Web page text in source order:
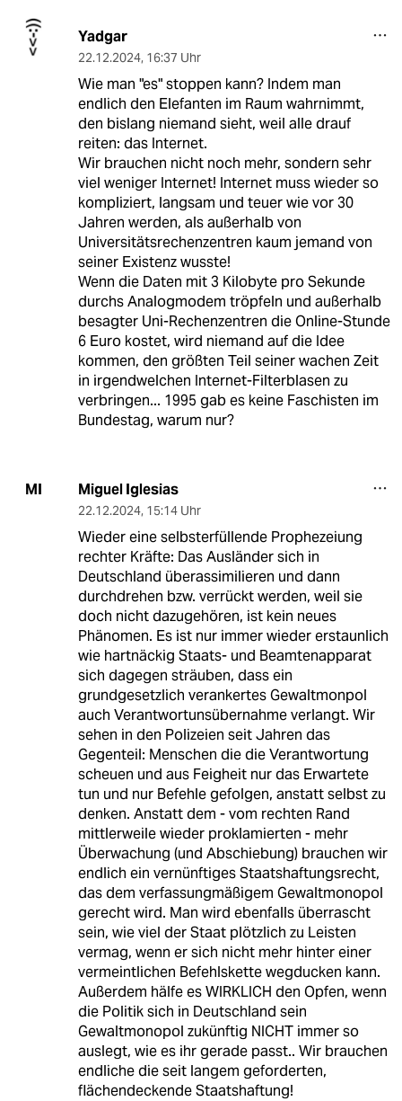
Yadgar
22.12.2024, 16:37 Uhr
Wie man "es" stoppen kann? Indem man
endlich den Elefanten im Raum wahrnimmt,
den bislang niemand sieht, weil alle drauf
reiten: das Internet.
Wir brauchen nicht noch mehr, sondern sehr
viel weniger Internet! Internet muss wieder so
kompliziert, langsam und teuer wie vor 30
Jahren werden, als außerhalb von
Universitätsrechenzentren kaum jemand von
seiner Existenz wusste!
Wenn die Daten mit 3 Kilobyte pro Sekunde
durchs Analogmodem tröpfeln und außerhalb
besagter Uni-Rechenzentren die Online-Stunde
6 Euro kostet, wird niemand auf die Idee
kommen, den größten Teil seiner wachen Zeit
in irgendwelchen Internet-Filterblasen zu
verbringen... 1995 gab es keine Faschisten im
Bundestag, warum nur?
MI Miguel Iglesias
22.12.2024, 15:14 Uhr
Wieder eine selbsterfüllende Prophezeiung
rechter Kräfte: Das Ausländer sich in
Deutschland überassimilieren und dann
durchdrehen bzw. verrückt werden, weil sie
doch nicht dazugehören, ist kein neues
Phänomen. Es ist nur immer wieder erstaunlich
wie hartnäckig Staats- und Beamtenapparat
sich dagegen sträuben, dass ein
grundgesetzlich verankertes Gewaltmonpol
auch Verantwortunsübernahme verlangt. Wir
sehen in den Polizeien seit Jahren das
Gegenteil: Menschen die die Verantwortung
scheuen und aus Feigheit nur das Erwartete
tun und nur Befehle gefolgen, anstatt selbst zu
denken. Anstatt dem - vom rechten Rand
mittlerweile wieder proklamierten - mehr
Überwachung (und Abschiebung) brauchen wir
endlich ein vernünftiges Staatshaftungsrecht,
das dem verfassungmäßigem Gewaltmonopol
gerecht wird. Man wird ebenfalls überrascht
sein, wie viel der Staat plötzlich zu Leisten
vermag, wenn er sich nicht mehr hinter einer
vermeintlichen Befehlskette wegducken kann.
Außerdem hälfe es WIRKLICH den Opfen, wenn
die Politik sich in Deutschland sein
Gewaltmonopol zukünftig NICHT immer so
auslegt, wie es ihr gerade passt.. Wir brauchen
endliche die seit langem geforderten,
flächendeckende Staatshaftung!